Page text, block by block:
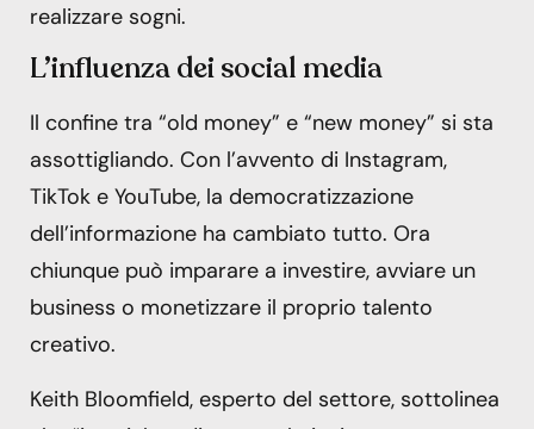
realizzare sogni.
L’influenza dei social media
Il confine tra “old money” e “new money” si sta
assottigliando. Con l’avvento di Instagram,
TikTok e YouTube, la democratizzazione
dell’informazione ha cambiato tutto. Ora
chiunque può imparare a investire, avviare un
business o monetizzare il proprio talento
creativo.
Keith Bloomfield, esperto del settore, sottolinea